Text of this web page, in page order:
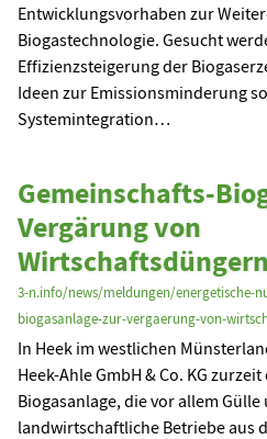
Entwicklungsvorhaben zur
Biogastechnologie. Gesucht
Effizienzsteigerung der
Ideen zur Emissionsminderung
Systemintegration…
Gemeinschafts-
Vergärung von
Wirtschaftsdüngern
3-n.info/news/meldungen/energetische-
biogasanlage-zur-vergaerung-von-
In Heek im westlichen
Heek-Ahle GmbH & Co. KG
Biogasanlage, die vor allem
landwirtschaftliche Betriebe aus